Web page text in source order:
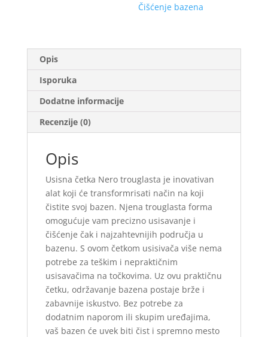
Čišćenje bazena
Opis
Isporuka
Dodatne informacije
Recenzije (0)
Opis
Usisna četka Nero trouglasta je inovativan
alat koji će transformrisati način na koji
čistite svoj bazen. Njena trouglasta forma
omogućuje vam precizno usisavanje i
čišćenje čak i najzahtevnijih područja u
bazenu. S ovom četkom usisivača više nema
potrebe za teškim i nepraktičnim
usisavačima na točkovima. Uz ovu praktičnu
četku, održavanje bazena postaje brže i
zabavnije iskustvo. Bez potrebe za
dodatnim naporom ili skupim uređajima,
vaš bazen će uvek biti čist i spremno mesto